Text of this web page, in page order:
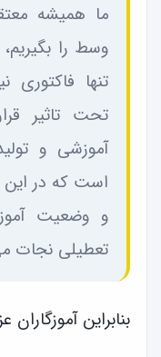
ما همیشه
وسط را
تنها
تحت تاثیر
آموزشی و
است که در
و وضعیت
تعطیلی نجات
بنابراین آموزگاران